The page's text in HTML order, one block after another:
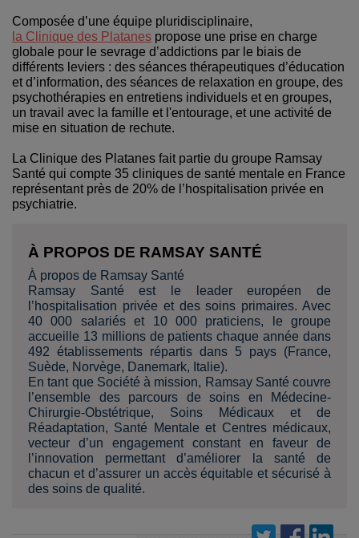
Composée d’une équipe pluridisciplinaire,
la Clinique des Platanes propose une prise en charge
globale pour le sevrage d’addictions par le biais de
différents leviers : des séances thérapeutiques d’éducation
et d’information, des séances de relaxation en groupe, des
psychothérapies en entretiens individuels et en groupes,
un travail avec la famille et l'entourage, et une activité de
mise en situation de rechute.
La Clinique des Platanes fait partie du groupe Ramsay
Santé qui compte 35 cliniques de santé mentale en France
représentant près de 20% de l’hospitalisation privée en
psychiatrie.
À PROPOS DE RAMSAY SANTÉ
À propos de Ramsay Santé
Ramsay Santé est le leader européen de
l’hospitalisation privée et des soins primaires. Avec
40 000 salariés et 10 000 praticiens, le groupe
accueille 13 millions de patients chaque année dans
492 établissements répartis dans 5 pays (France,
Suède, Norvège, Danemark, Italie).
En tant que Société à mission, Ramsay Santé couvre
l’ensemble des parcours de soins en Médecine-
Chirurgie-Obstétrique, Soins Médicaux et de
Réadaptation, Santé Mentale et Centres médicaux,
vecteur d’un engagement constant en faveur de
l’innovation permettant d’améliorer la santé de
chacun et d’assurer un accès équitable et sécurisé à
des soins de qualité.